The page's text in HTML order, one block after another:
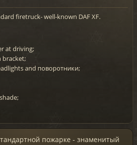
firetruck- well-known DAF XF.
at driving;
bracket;
and поворотники;
пожарке - знаменитый